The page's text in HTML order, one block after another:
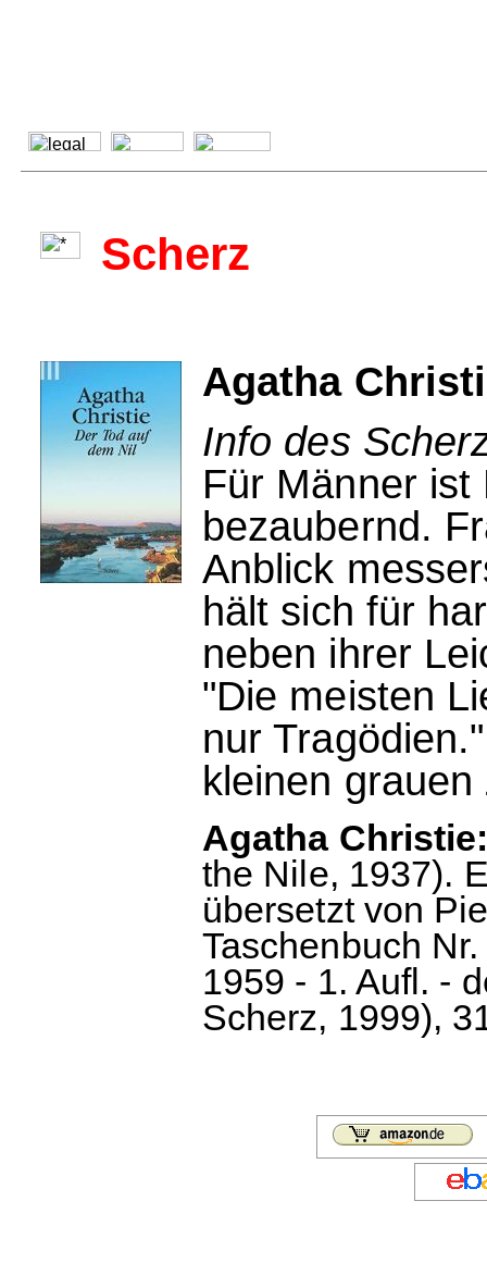
Scherz
Agatha
Info des
Für Männer ist
bezaubernd.
Anblick
hält sich für
neben ihrer
"Die meisten
nur
kleinen
Agatha
the Nile, 1937).
übersetzt von
Taschenbuch
1959 - 1. Aufl. -
Scherz, 1999),